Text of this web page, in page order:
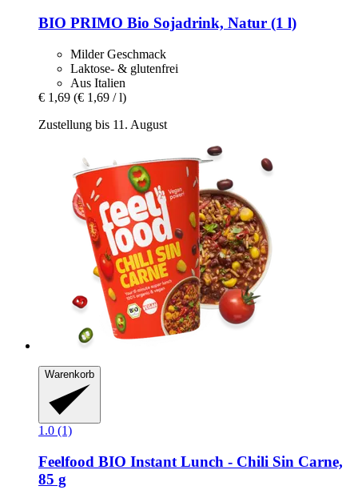
BIO PRIMO Bio Sojadrink, Natur (1 l)
Milder Geschmack
Laktose- & glutenfrei
Aus Italien
€ 1,69 (€ 1,69 / l)
Zustellung bis 11. August
Warenkorb
1.0 (1)
Feelfood BIO Instant Lunch -​ Chili Sin Carne,
85 g